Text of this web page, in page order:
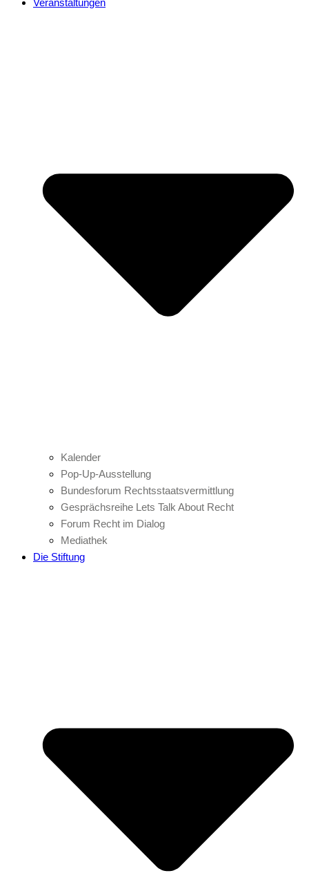
Veranstaltungen
Kalender
Pop-Up-Ausstellung
Bundesforum Rechtsstaatsvermittlung
Gesprächsreihe Lets Talk About Recht
Forum Recht im Dialog
Mediathek
Die Stiftung